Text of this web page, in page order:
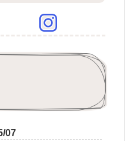
07